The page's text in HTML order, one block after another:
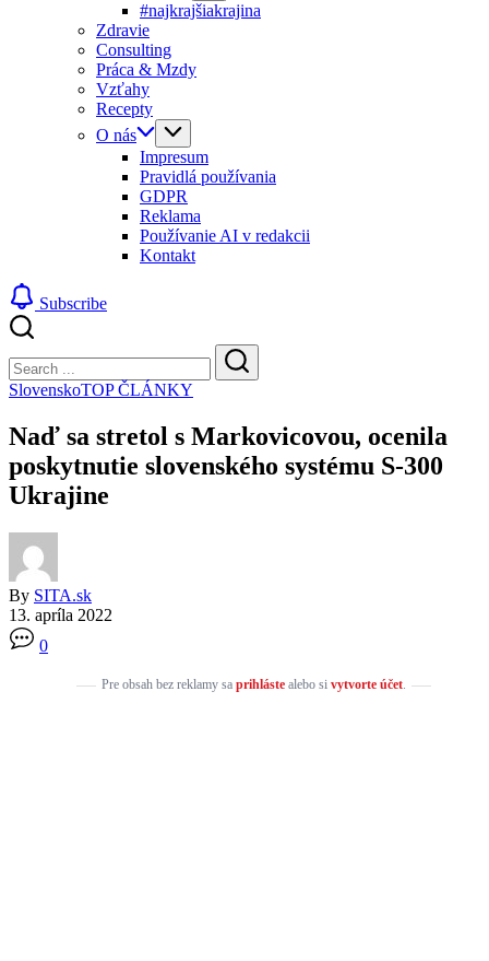
#najkrajšiakrajina
Zdravie
Consulting
Práca & Mzdy
Vzťahy
Recepty
O nás
Impresum
Pravidlá používania
GDPR
Reklama
Používanie AI v redakcii
Kontakt
Subscribe
Search
Search
SlovenskoTOP ČLÁNKY
Naď sa stretol s Markovicovou, ocenila
poskytnutie slovenského systému S-300
Ukrajine
By SITA.sk
13. apríla 2022
0
Pre obsah bez reklamy sa prihlástealebo si vytvorte účet.